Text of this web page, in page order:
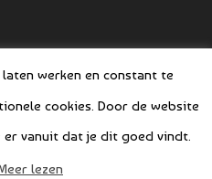
werken en constant te
cookies. Door de website
vanuit dat je dit goed vindt.
lezen